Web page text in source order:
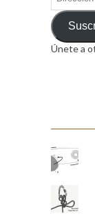
de
email
Únete a